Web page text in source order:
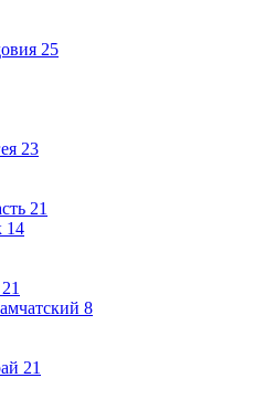
25
23
21
14
21
8
21